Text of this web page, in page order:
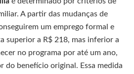
A partir das mudanças de
um emprego formal e
superior a R$ 218, mas inferior a
no programa por até um ano,
do benefício original. Essa medida